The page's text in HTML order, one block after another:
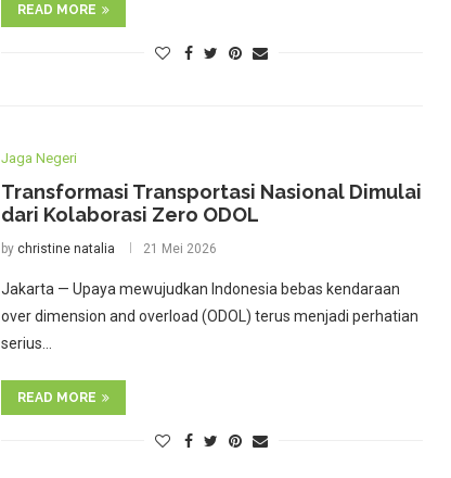
READ MORE
Jaga Negeri
Transformasi Transportasi Nasional Dimulai
dari Kolaborasi Zero ODOL
by christine natalia 21 Mei 2026
Jakarta — Upaya mewujudkan Indonesia bebas kendaraan
over dimension and overload (ODOL) terus menjadi perhatian
serius…
READ MORE